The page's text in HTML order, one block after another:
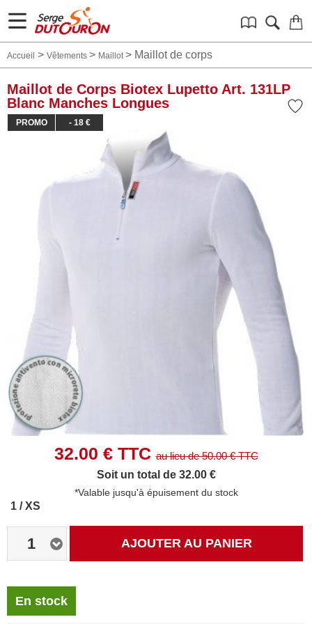
Accueil > Vêtements > Maillot > Maillot de corps
Maillot de Corps Biotex Lupetto Art. 131LP
Blanc Manches Longues
PROMO - 18 €
32.00 € TTCau lieu de50.00€ TTC
Soit un total de 32.00 €
*Valable jusqu'à épuisement du stock
1 / XS
1 AJOUTER AU PANIER
En stock